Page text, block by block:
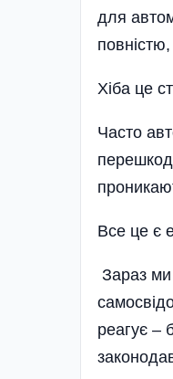
для
Хіба це
Часто
Все це є
Зараз ми
реагує –